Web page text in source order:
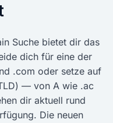
Suche bietet dir das
dich für eine der
.com oder setze auf
— von A wie .ac
dir aktuell rund
Die neuen